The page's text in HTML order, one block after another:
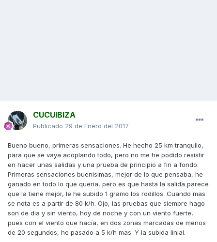
CUCUIBIZA
Publicado 29 de Enero del 2017
Bueno bueno, primeras sensaciones. He hecho 25 km tranquilo,
para que se vaya acoplando todo, pero no me he podido resistir
en hacer unas salidas y una prueba de principio a fin a fondo.
Primeras sensaciones buenisimas, mejor de lo que pensaba, he
ganado en todo lo que queria, pero es que hasta la salida parece
que la tiene mejor, le he subido 1 gramo los rodillos. Cuando mas
se nota es a partir de 80 k/h. Ojo, las pruebas que siempre hago
son de dia y sin viento, hoy de noche y con un viento fuerte,
pues con el viento que hacía, en dos zonas marcadas de menos
de 20 segundos, he pasado a 5 k/h mas. Y la subida linial.